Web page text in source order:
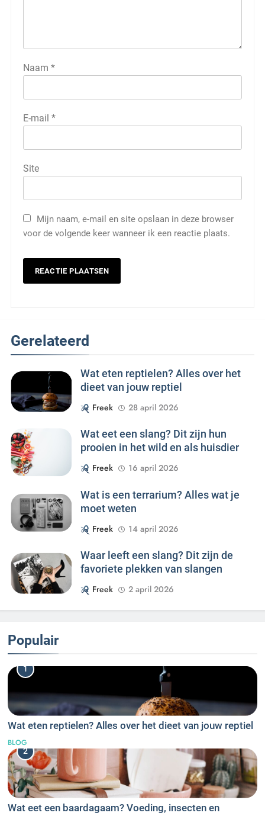
Naam *
E-mail *
Site
Mijn naam, e-mail en site opslaan in deze browser
voor de volgende keer wanneer ik een reactie plaats.
Gerelateerd
Wat eten reptielen? Alles over het
dieet van jouw reptiel
Freek
28 april 2026
Wat eet een slang? Dit zijn hun
prooien in het wild en als huisdier
Freek
16 april 2026
Wat is een terrarium? Alles wat je
moet weten
Freek
14 april 2026
Waar leeft een slang? Dit zijn de
favoriete plekken van slangen
Freek
2 april 2026
Populair
1
Wat eten reptielen? Alles over het dieet van jouw reptiel
BLOG
2
Wat eet een baardagaam? Voeding, insecten en